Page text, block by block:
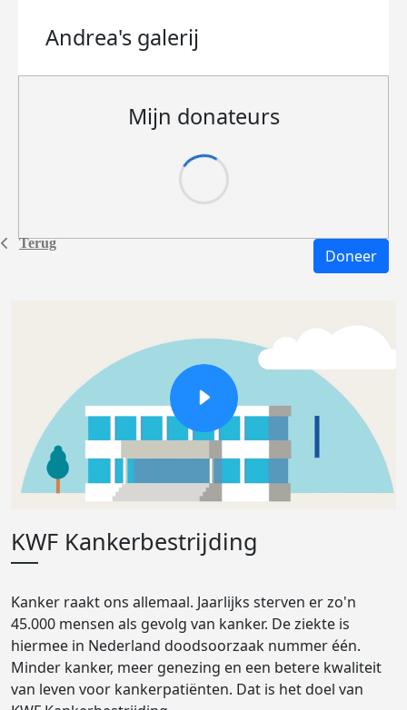
Terug
Andrea's galerij
Mijn donateurs
Doneer
KWF Kankerbestrijding
Kanker raakt ons allemaal. Jaarlijks sterven er zo'n
45.000 mensen als gevolg van kanker. De ziekte is
hiermee in Nederland doodsoorzaak nummer één.
Minder kanker, meer genezing en een betere kwaliteit
van leven voor kankerpatiënten. Dat is het doel van